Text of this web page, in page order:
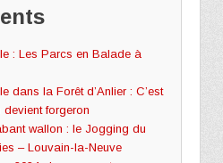
: Les Parcs en Balade à
dans la Forêt d’Anlier : C’est
devient forgeron
wallon : le Jogging du
– Louvain-la-Neuve